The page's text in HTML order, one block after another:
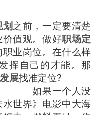
之前，一定要清楚
价值观。做好职场定
职业岗位。在什么样
挥自己的才能。那
展找准定位?
如果一个人没
水世界》电影中大海